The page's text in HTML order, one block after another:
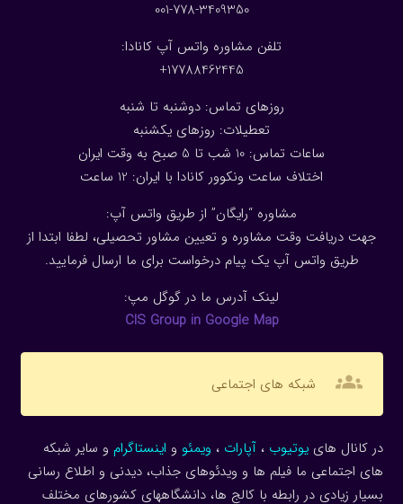
001-778-3409350
تلفن مشاوره واتس آپ کانادا:
17788462445+
روزهای تماس: دوشنبه تا شنبه
تعطیلات: روزهای یکشنبه
ساعات تماس: 10 شب تا 5 صبح به وقت ایران
اختلاف ساعت ونکوور کانادا با ایران: 1 2 ساعت
مشاوره “رایگان” از طریق واتس آپ:
جهت دریافت وقت مشاوره و تعیین مشاور تحصیلی، لطفا ابتدا از
طریق واتس آپ یک پیام درخواست برای ما ارسال فرمایید.
لینک آدرس ما در گوگل مپ:
CIS Group in Google Map
groups شبکه های اجتماعی
در کانال هاییوتیوب ، آپارات ، ویمئو و اینستاگرام و سایر شبکه
های اجتماعی ما فیلم ها و ویدئوهای جذاب، دیدنی و اطلاع رسانی
بسیار زیادی در رابطه با کالج ها، دانشگاههای کشورهای مختلف